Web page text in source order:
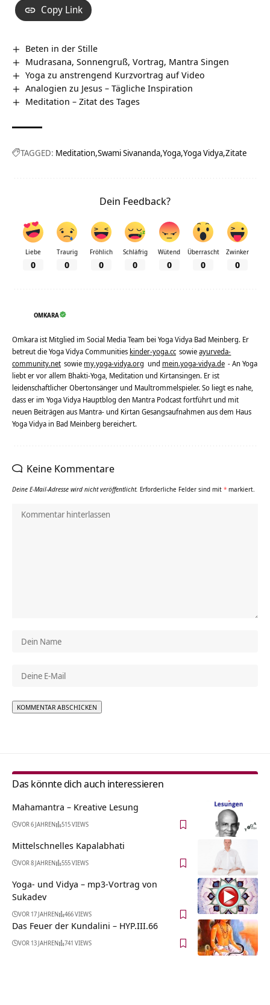
Copy Link
Beten in der Stille
Mudrasana, Sonnengruß, Vortrag, Mantra Singen
Yoga zu anstrengend Kurzvortrag auf Video
Analogien zu Jesus – Tägliche Inspiration
Meditation – Zitat des Tages
TAGGED: Meditation Swami Sivananda Yoga Yoga Vidya Zitate
Dein Feedback?
Liebe
0
Traurig
0
Fröhlich
0
Schläfrig
0
Wütend
0
Überrascht
0
Zwinker
0
OMKARA
Omkara ist Mitglied im Social Media Team bei Yoga Vidya Bad Meinberg. Er
betreut die Yoga Vidya Communities kinder-yoga.cc sowieayurveda-
community.net sowie my.yoga-vidya.org und mein.yoga-vidya.de - An Yoga
liebt er vor allem Bhakti-Yoga, Meditation und Kirtansingen. Er ist
leidenschaftlicher Obertonsänger und Maultrommelspieler. So liegt es nahe,
dass er im Yoga Vidya Hauptblog den Mantra Podcast fortführt und mit
neuen Beiträgen aus Mantra- und Kirtan Gesangsaufnahmen aus dem Haus
Yoga Vidya in Bad Meinberg bereichert.
Keine Kommentare
Deine E-Mail-Adresse wird nicht veröffentlicht. Erforderliche Felder sind mit * markiert.
Das könnte dich auch interessieren
Mahamantra – Kreative Lesung
VOR 6 JAHREN 515 VIEWS
Mittelschnelles Kapalabhati
VOR 8 JAHREN 555 VIEWS
Yoga- und Vidya – mp3-Vortrag von
Sukadev
VOR 17 JAHREN 466 VIEWS
Das Feuer der Kundalini – HYP.III.66
VOR 13 JAHREN 741 VIEWS